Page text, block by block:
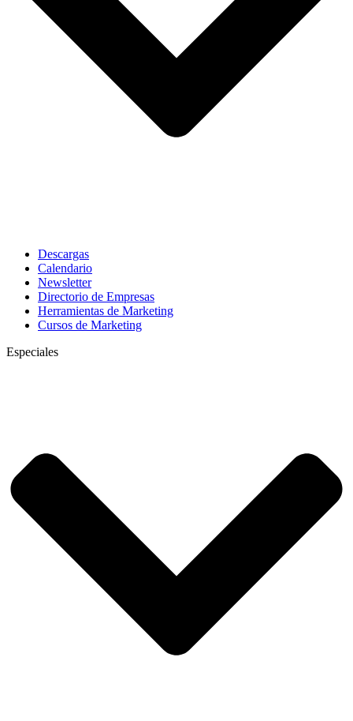
Descargas
Calendario
Newsletter
Directorio de Empresas
Herramientas de Marketing
Cursos de Marketing
Especiales